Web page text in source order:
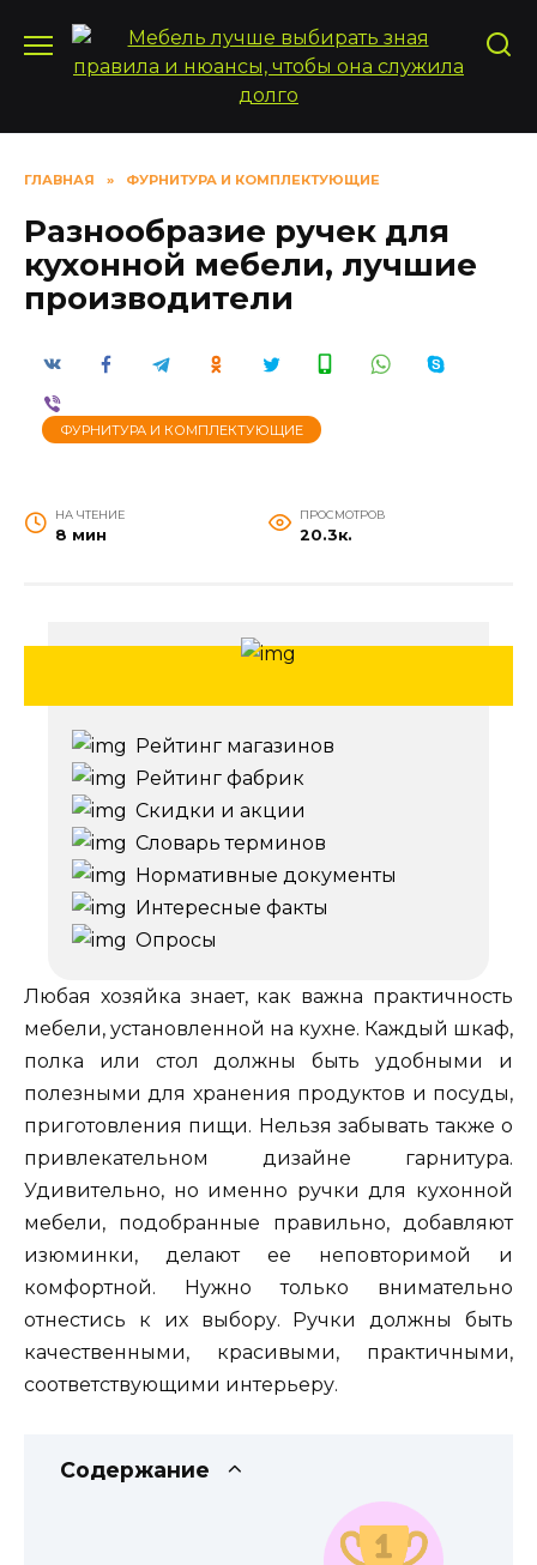
содержанию
ГЛАВНАЯ » ФУРНИТУРА И КОМПЛЕКТУЮЩИЕ
Разнообразие ручек для
кухонной мебели, лучшие
производители
ФУРНИТУРА И КОМПЛЕКТУЮЩИЕ
НА ЧТЕНИЕ
8 мин
ПРОСМОТРОВ
20.3к.
Рейтинг магазинов
Рейтинг фабрик
Скидки и акции
Словарь терминов
Нормативные документы
Интересные факты
Опросы
Любая хозяйка знает, как важна практичность
мебели, установленной на кухне. Каждый шкаф,
полка или стол должны быть удобными и
полезными для хранения продуктов и посуды,
приготовления пищи. Нельзя забывать также о
привлекательном дизайне гарнитура.
Удивительно, но именно ручки для кухонной
мебели, подобранные правильно, добавляют
изюминки, делают ее неповторимой и
комфортной. Нужно только внимательно
отнестись к их выбору. Ручки должны быть
качественными, красивыми, практичными,
соответствующими интерьеру.
Содержание